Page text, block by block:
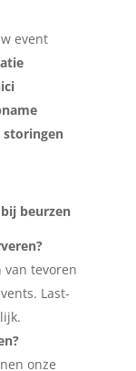
event
storingen
beurzen
van tevoren
Last-
onze